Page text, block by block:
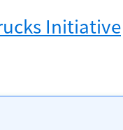
Initiative